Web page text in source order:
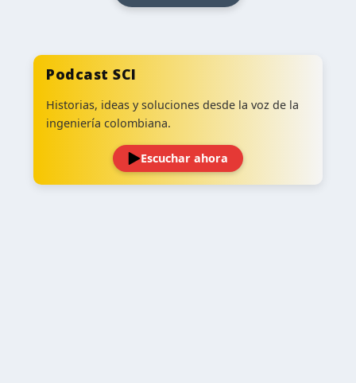
Podcast SCI
Historias, ideas y soluciones desde la voz de la
ingeniería colombiana.
Escuchar ahora